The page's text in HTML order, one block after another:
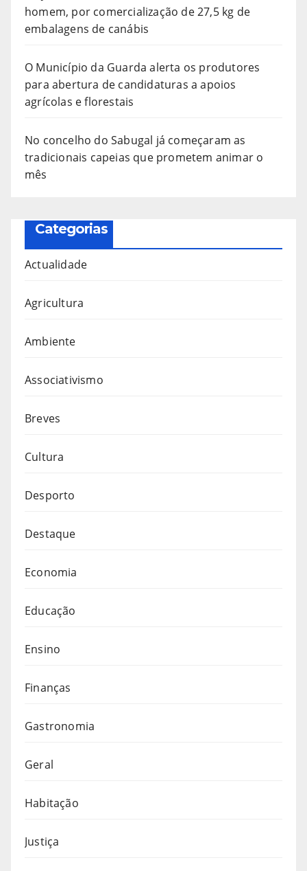
homem, por comercialização de 27,5 kg de
embalagens de canábis
O Município da Guarda alerta os produtores
para abertura de candidaturas a apoios
agrícolas e florestais
No concelho do Sabugal já começaram as
tradicionais capeias que prometem animar o
mês
Categorias
Actualidade
Agricultura
Ambiente
Associativismo
Breves
Cultura
Desporto
Destaque
Economia
Educação
Ensino
Finanças
Gastronomia
Geral
Habitação
Justiça